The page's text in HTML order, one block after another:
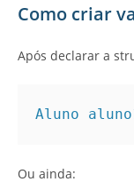
Como criar
Após declarar a
Aluno
Ou ainda: